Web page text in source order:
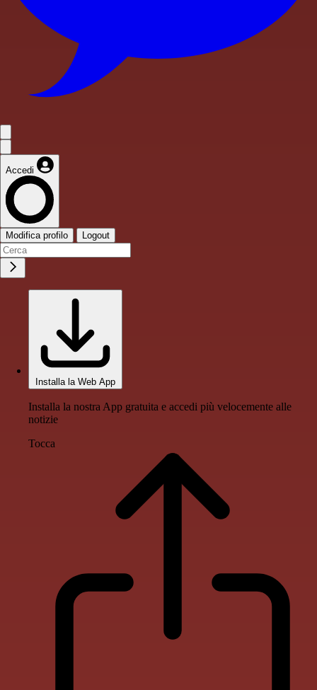
Accedi
Modifica profilo Logout
Installa la Web App
Installa la nostra App gratuita e accedi più velocemente alle
notizie
Tocca